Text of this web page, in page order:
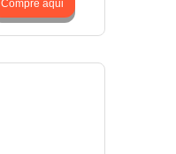
Compre aqui